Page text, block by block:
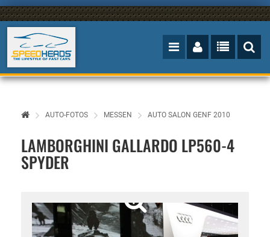
AUTO-FOTOS MESSEN AUTO SALON GENF 2010
LAMBORGHINI GALLARDO LP560-4
SPYDER